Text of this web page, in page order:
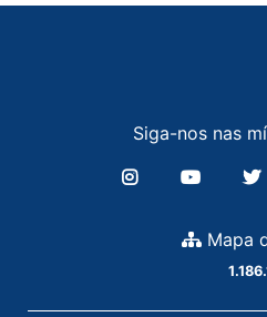
Siga-nos nas
Mapa